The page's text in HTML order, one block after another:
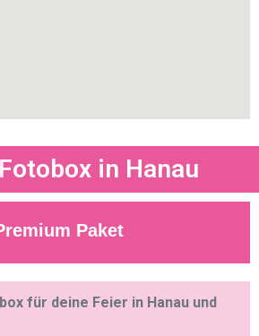
in Hanau
Paket
für deine Feier in Hanau und